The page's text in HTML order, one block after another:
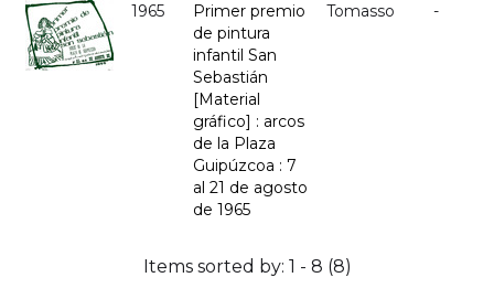
1965
Primer premio
de pintura
infantil San
Sebastián
[Material
gráfico] : arcos
de la Plaza
Guipúzcoa : 7
al 21 de agosto
de 1965
Tomasso -
Items sorted by: 1 - 8 (8)